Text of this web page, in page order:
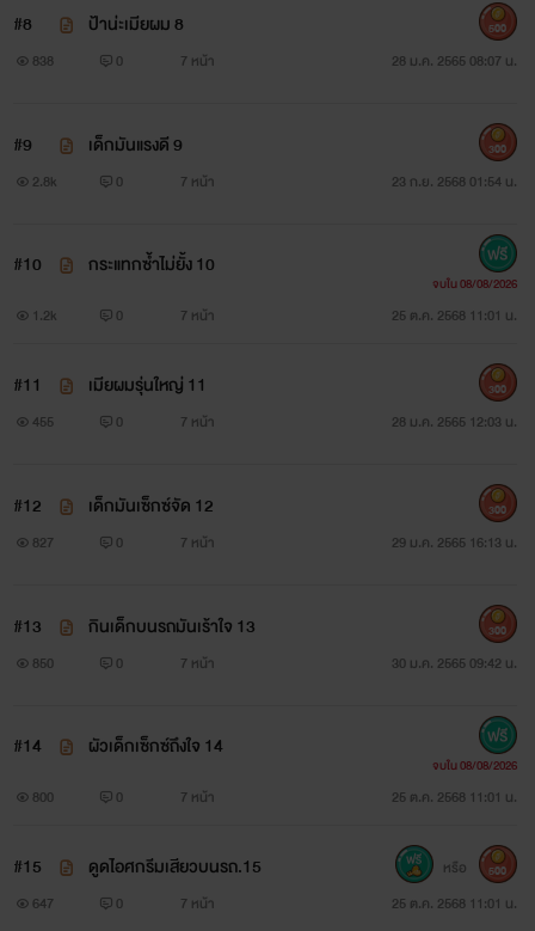
#8 ป้าน่ะเมียผม 8
838 0 7 หน้า 28 ม.ค. 2565 08:07 น.
500
#9 เด็กมันแรงดี 9
2.8k 0 7 หน้า 23 ก.ย. 2568 01:54 น.
300
#10 กระแทกซ้ำไม่ยั้ง 10
1.2k 0 7 หน้า 25 ต.ค. 2568 11:01 น.
จบใน 08/08/2026
#11 เมียผมรุ่นใหญ่ 11
455 0 7 หน้า 28 ม.ค. 2565 12:03 น.
300
#12 เด็กมันเซ็กซ์จัด 12
827 0 7 หน้า 29 ม.ค. 2565 16:13 น.
300
#13 กินเด็กบนรถมันเร้าใจ 13
850 0 7 หน้า 30 ม.ค. 2565 09:42 น.
300
#14 ผัวเด็กเซ็กซ์ถึงใจ 14
800 0 7 หน้า 25 ต.ค. 2568 11:01 น.
จบใน 08/08/2026
#15 ดูดไอศกรีมเสียวบนรถ.15
647 0 7 หน้า 25 ต.ค. 2568 11:01 น.
หรือ 500